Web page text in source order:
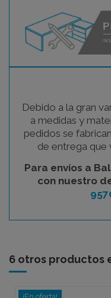
Debido a la gran
a medidas y
pedidos se
de entrega que
Para envíos a
con nuestro
6 otros productos